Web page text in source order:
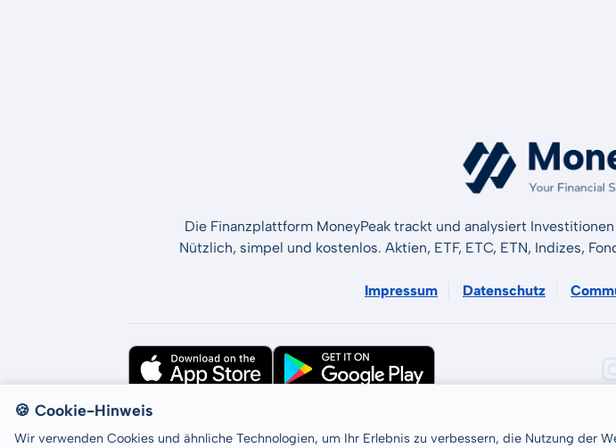
Die Finanzplattform MoneyPeak trackt und analysiert
Nützlich, simpel und kostenlos. Aktien, ETF, ETC, ETN, Indizes,
Impressum Datenschutz
🍪 Cookie-Hinweis
Wir verwenden Cookies und ähnliche Technologien, um Ihr Erlebnis zu verbessern, die Nutzung der